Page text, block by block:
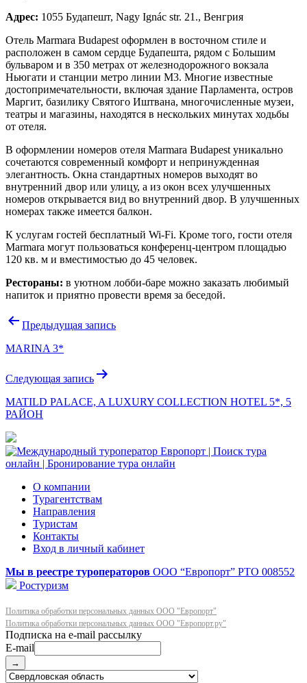
Адрес: 1055 Будапешт, Nagy Ignác str. 21., Венгрия
Отель Marmara Budapest оформлен в восточном стиле и
расположен в самом сердце Будапешта, рядом с Большим
бульваром и в 350 метрах от железнодорожного вокзала
Ньюгати и станции метро линии M3. Многие известные
достопримечательности, включая здание Парламента, остров
Маргит, базилику Святого Иштвана, многочисленные музеи,
театры и магазины, находятся в нескольких минутах ходьбы
от отеля.
В оформлении номеров отеля Marmara Budapest уникально
сочетаются современный комфорт и непринужденная
элегантность. Окна стандартных номеров выходят во
внутренний двор или улицу, а из окон всех улучшенных
номеров открывается вид во внутренний двор. В улучшенных
номерах также имеется балкон.
К услугам гостей бесплатный Wi-Fi. Кроме того, гости отеля
Marmara могут пользоваться конференц-центром площадью
120 кв. м и вместимостью до 45 человек.
Рестораны: в уютном лобби-баре можно заказать любимый
напиток и приятно провести время за беседой.
Навигация
записям
Предыдущая запись
MARINA 3*
Следующая запись
MATILD PALACE, A LUXURY COLLECTION HOTEL 5*, 5
РАЙОН
О компании
Турагентствам
Направления
Туристам
Контакты
Вход в личный кабинет
Мы в реестре туроператоров ООО “Европорт” РТО 008552
Ростуризм
Политика обработки персональных данных ООО "Европорт"
Политика обработки персональных данных ООО "Европорт.ру"
E-mail
→